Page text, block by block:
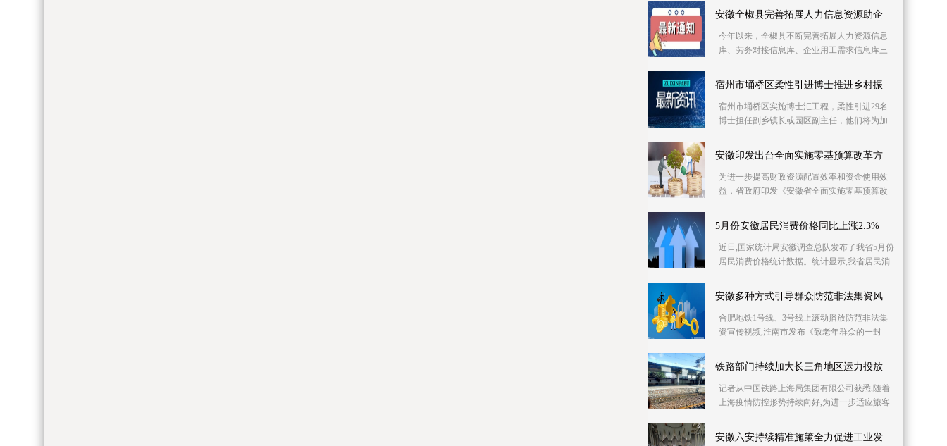
推进极端
安徽全椒县完善拓展人力信息资源助企
今年以来，全椒县不断完善拓展人力资源信息
库、劳务对接信息库、企业用工需求信息库三
息1 2万个
宿州市埇桥区柔性引进博士推进乡村振
宿州市埇桥区实施博士汇工程，柔性引进29名
博士担任副乡镇长或园区副主任，他们将为加
前，博士专
安徽印发出台全面实施零基预算改革方
为进一步提高财政资源配置效率和资金使用效
益，省政府印发《安徽省全面实施零基预算改
范围内全面
5月份安徽居民消费价格同比上涨2.3%
近日,国家统计局安徽调查总队发布了我省5月份
居民消费价格统计数据。统计显示,我省居民消
百分
安徽多种方式引导群众防范非法集资风
合肥地铁1号线、3号线上滚动播放防范非法集
资宣传视频,淮南市发布《致老年群众的一封
宣传月,今
铁路部门持续加大长三角地区运力投放
记者从中国铁路上海局集团有限公司获悉,随着
上海疫情防控形势持续向好,为进一步适应旅客
持续加
安徽六安持续精准施策全力促进工业发